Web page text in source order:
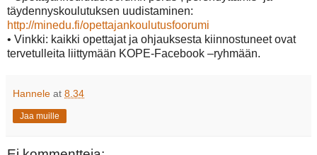
täydennyskoulutuksen uudistaminen:
http://minedu.fi/opettajankoulutusfoorumi
• Vinkki: kaikki opettajat ja ohjauksesta kiinnostuneet ovat
tervetulleita liittymään KOPE-Facebook –ryhmään.
Hannele at 8.34
Jaa muille